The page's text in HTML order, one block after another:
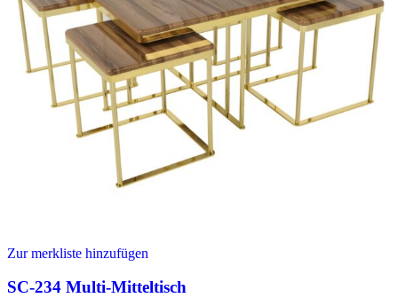
Zur merkliste hinzufügen
SC-234 Multi-Mitteltisch